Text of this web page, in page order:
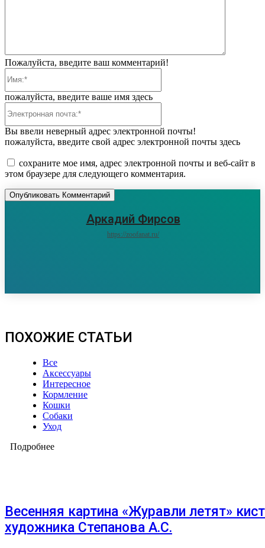
Пожалуйста, введите ваш комментарий!
пожалуйста, введите ваше имя здесь
Вы ввели неверный адрес электронной почты!
пожалуйста, введите свой адрес электронной почты здесь
сохраните мое имя, адрес электронной почты и веб-сайт в
этом браузере для следующего комментария.
Аркадий Фирсов
https://zoofanat.ru/
ПОХОЖИЕ СТАТЬИ
Все
Аксессуары
Интересное
Кормление
Кошки
Собаки
Уход
Подробнее
Весенняя картина «Журавли летят»
художника Степанова А.С.